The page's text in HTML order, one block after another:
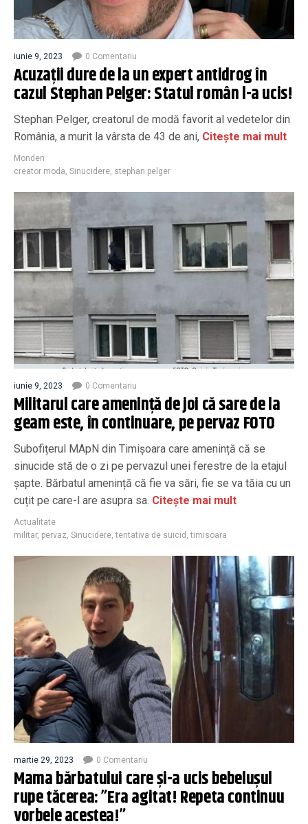
iunie 9, 2023 0 Comentariu
Acuzații dure de la un expert antidrog în
cazul Stephan Pelger: Statul român l-a ucis!
Stephan Pelger, creatorul de modă favorit al vedetelor din
România, a murit la vârsta de 43 de ani, Citește mai mult
Monden
creator moda Sinucidere stephan pelger
iunie 9, 2023 0 Comentariu
Militarul care amenință de joi că sare de la
geam este, în continuare, pe pervaz FOTO
Subofițerul MApN din Timișoara care amenință că se
sinucide stă de o zi pe pervazul unei ferestre de la etajul
șapte. Bărbatul amenință că fie va sări, fie se va tăia cu un
cuțit pe care-l are asupra sa. Citește mai mult
Actualitate
militar, pervaz, Sinucidere,tentativa de suicid ,timisoara
martie 29, 2023 0 Comentariu
Mama bărbatului care și-a ucis bebelușul
rupe tăcerea: ”Era agitat! Repeta continuu
vorbele acestea!”